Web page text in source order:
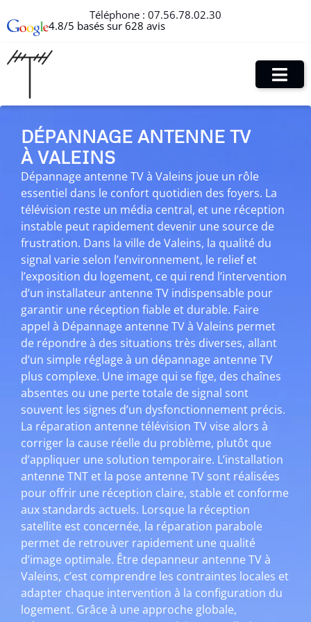
Téléphone : 07.56.78.02.30
4.8/5 basés sur 628 avis
DÉPANNAGE ANTENNE TV
À VALEINS
Dépannage antenne TV à Valeins joue un rôle
essentiel dans le confort quotidien des foyers. La
télévision reste un média central, et une réception
instable peut rapidement devenir une source de
frustration. Dans la ville de Valeins, la qualité du
signal varie selon l’environnement, le relief et
l’exposition du logement, ce qui rend l’intervention
d’un installateur antenne TV indispensable pour
garantir une réception fiable et durable. Faire
appel à Dépannage antenne TV à Valeins permet
de répondre à des situations très diverses, allant
d’un simple réglage à un dépannage antenne TV
plus complexe. Une image qui se fige, des chaînes
absentes ou une perte totale de signal sont
souvent les signes d’un dysfonctionnement précis.
La réparation antenne télévision TV vise alors à
corriger la cause réelle du problème, plutôt que
d’appliquer une solution temporaire. L’installation
antenne TNT et la pose antenne TV sont réalisées
pour offrir une réception claire, stable et conforme
aux standards actuels. Lorsque la réception
satellite est concernée, la réparation parabole
permet de retrouver rapidement une qualité
d’image optimale. Être depanneur antenne TV à
Valeins, c’est comprendre les contraintes locales et
adapter chaque intervention à la configuration du
logement. Grâce à une approche globale,